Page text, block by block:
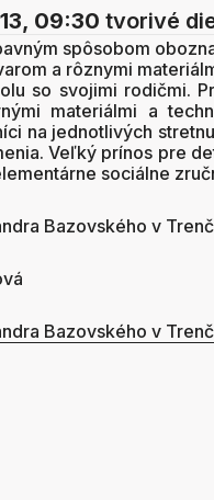
09:30 tvorivé
spôsobom
a rôznymi
so svojimi rodičmi.
materiálmi a
na jednotlivých
Veľký prínos pre
sociálne
Bazovského v
Bazovského v